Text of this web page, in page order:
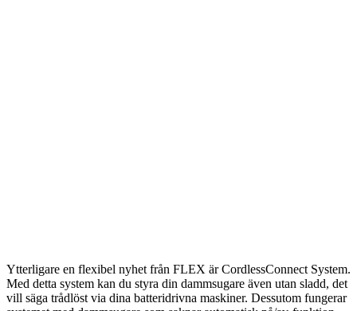
Ytterligare en flexibel nyhet från FLEX är CordlessConnect System.
Med detta system kan du styra din dammsugare även utan sladd, det
vill säga trådlöst via dina batteridrivna maskiner. Dessutom fungerar